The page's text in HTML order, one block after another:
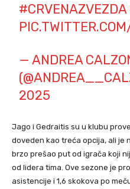
#CRVENAZVEZDA
— ANDREA
2025
Jago i Gedraitis su u klubu
doveden kao treća opcija, ali je
brzo prešao put od igrača koji
od lidera tima. Ove sezone je
asistencije i 1,6 skokova po